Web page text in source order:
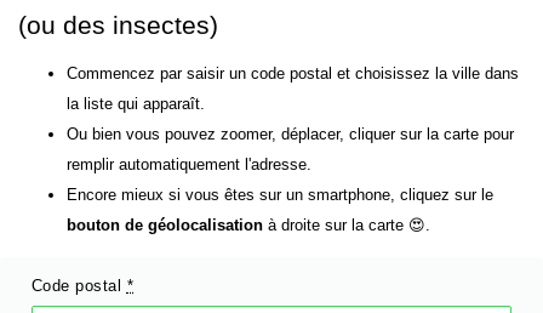
(ou des insectes)
Commencez par saisir un code postal et choisissez la ville dans
la liste qui apparaît.
Ou bien vous pouvez zoomer, déplacer, cliquer sur la carte pour
remplir automatiquement l'adresse.
Encore mieux si vous êtes sur un smartphone, cliquez sur le
bouton de géolocalisation à droite sur la carte 😍.
Code postal *